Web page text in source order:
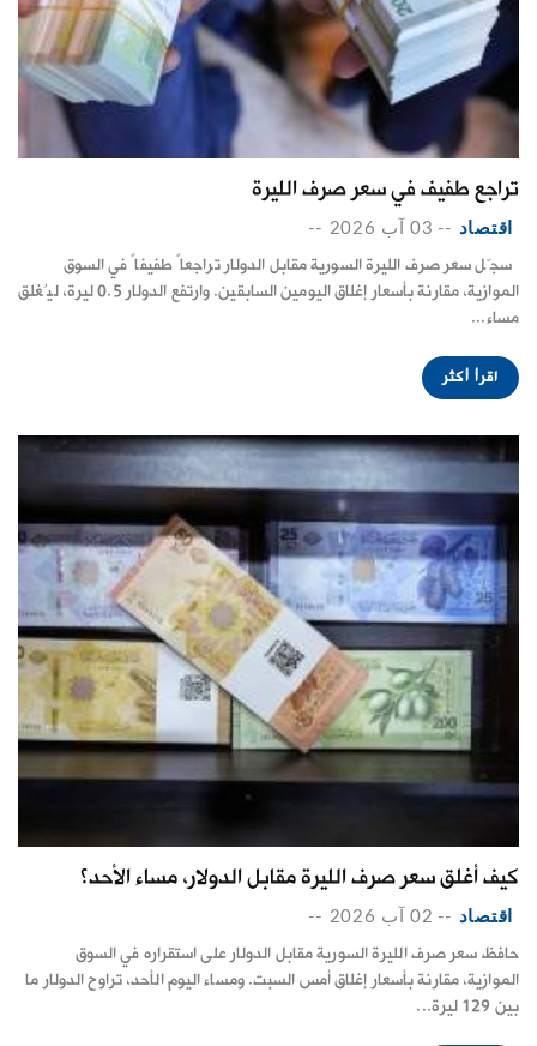
تراجع طفيف في سعر صرف الليرة
اقتصاد -- 03 آب 2026 --
سجّل سعر صرف الليرة السورية مقابل الدولار تراجعاً طفيفاً في السوق
الموازية، مقارنة بأسعار إغلاق اليومين السابقين. وارتفع الدولار 0.5 ليرة، ليُغلق
مساء...
اقرأ أكثر
كيف أغلق سعر صرف الليرة مقابل الدولار، مساء الأحد؟
اقتصاد -- 02 آب 2026 --
حافظ سعر صرف الليرة السورية مقابل الدولار على استقراره في السوق
الموازية، مقارنة بأسعار إغلاق أمس السبت. ومساء اليوم الأحد، تراوح الدولار ما
بين 129 ليرة...